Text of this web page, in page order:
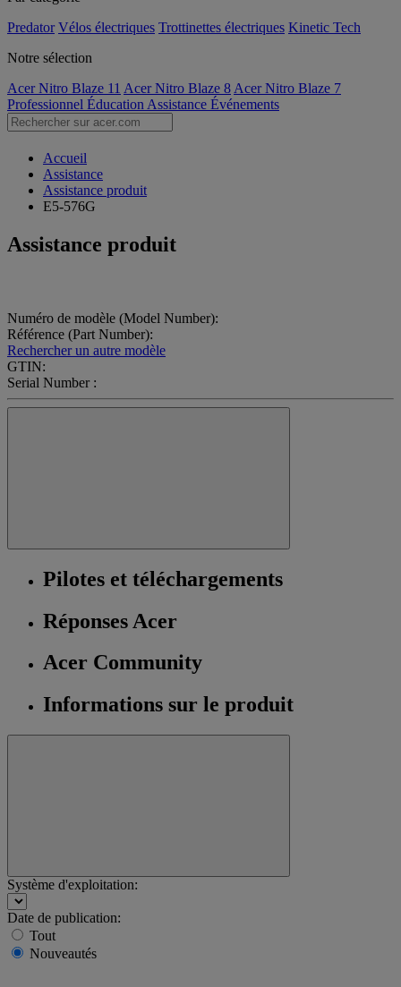
Predator Vélos électriques Trottinettes électriques Kinetic Tech
Notre sélection
Acer Nitro Blaze 11 Acer Nitro Blaze 8 Acer Nitro Blaze 7
Professionnel Éducation Assistance Événements
Accueil
Assistance
Assistance produit
E5-576G
Assistance produit
Numéro de modèle (Model Number):
Référence (Part Number):
Rechercher un autre modèle
GTIN:
Serial Number :
Pilotes et téléchargements
Réponses Acer
Acer Community
Informations sur le produit
Système d'exploitation:
Date de publication:
Tout
Nouveautés